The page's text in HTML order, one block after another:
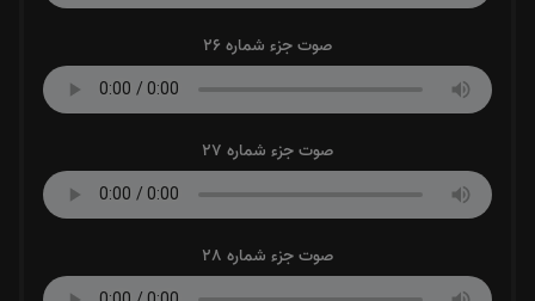
صوت جزء شماره 26
صوت جزء شماره 27
صوت جزء شماره 28